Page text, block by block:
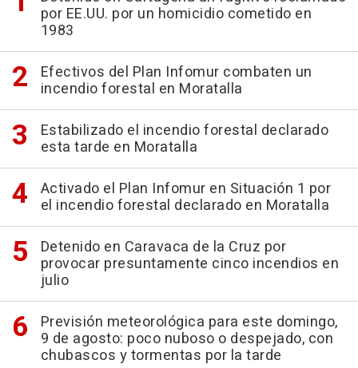
por EE.UU. por un homicidio cometido en
1983
Efectivos del Plan Infomur combaten un
incendio forestal en Moratalla
Estabilizado el incendio forestal declarado
esta tarde en Moratalla
Activado el Plan Infomur en Situación 1 por
el incendio forestal declarado en Moratalla
Detenido en Caravaca de la Cruz por
provocar presuntamente cinco incendios en
julio
Previsión meteorológica para este domingo,
9 de agosto: poco nuboso o despejado, con
chubascos y tormentas por la tarde